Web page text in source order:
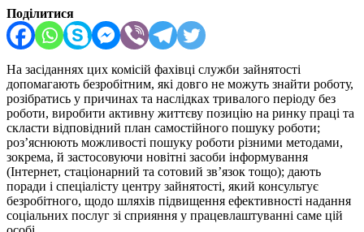
Поділитися
На засіданнях цих комісій фахівці служби зайнятості
допомагають безробітним, які довго не можуть знайти роботу,
розібратись у причинах та наслідках тривалого періоду без
роботи, виробити активну життєву позицію на ринку праці та
скласти відповідний план самостійного пошуку роботи;
роз’яснюють можливості пошуку роботи різними методами,
зокрема, й застосовуючи новітні засоби інформування
(Інтернет, стаціонарний та сотовий зв’язок тощо); дають
поради і спеціалісту центру зайнятості, який консультує
безробітного, щодо шляхів підвищення ефективності надання
соціальних послуг зі сприяння у працевлаштуванні саме цій